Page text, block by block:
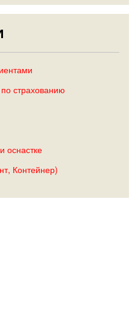
страхованию
оснастке
Контейнер)